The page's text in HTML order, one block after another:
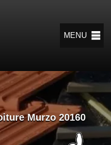
MENU
Murzo 20160